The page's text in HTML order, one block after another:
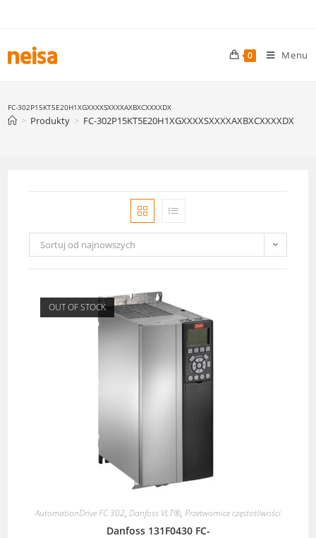
content
0 Menu
FC-302P15KT5E20H1XGXXXXSXXXXAXBXCXXXXDX
> Produkty > FC-302P15KT5E20H1XGXXXXSXXXXAXBXCXXXXDX
Sortuj od najnowszych
OUT OF STOCK
AutomationDrive FC 302, Danfoss VLT®, Przetwornice częstotliwości
Danfoss 131F0430 FC-